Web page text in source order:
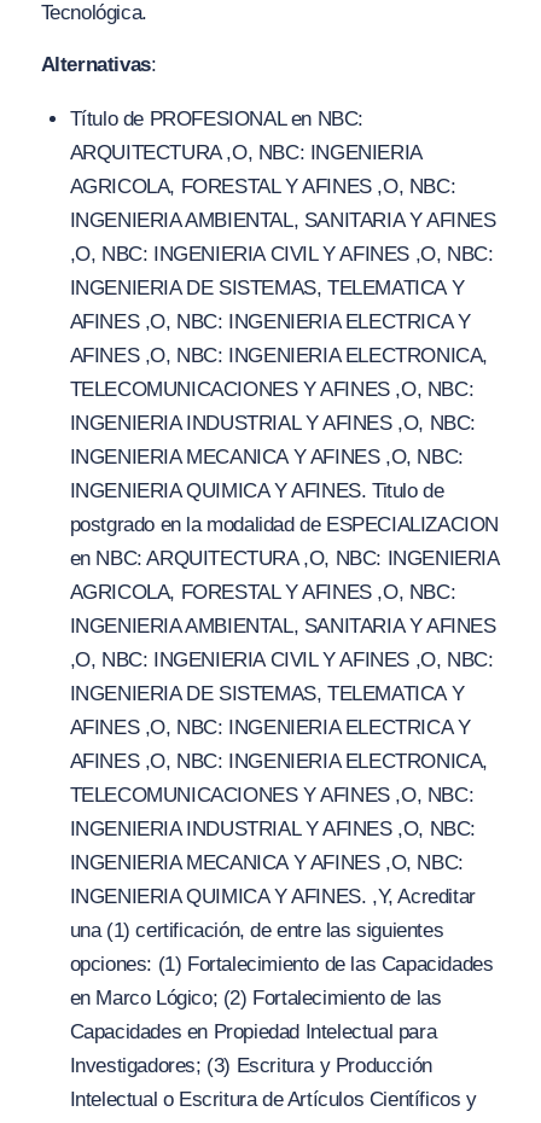
Tecnológica.
Alternativas:
Título de PROFESIONAL en NBC:
ARQUITECTURA ,O, NBC: INGENIERIA
AGRICOLA, FORESTAL Y AFINES ,O, NBC:
INGENIERIA AMBIENTAL, SANITARIA Y AFINES
,O, NBC: INGENIERIA CIVIL Y AFINES ,O, NBC:
INGENIERIA DE SISTEMAS, TELEMATICA Y
AFINES ,O, NBC: INGENIERIA ELECTRICA Y
AFINES ,O, NBC: INGENIERIA ELECTRONICA,
TELECOMUNICACIONES Y AFINES ,O, NBC:
INGENIERIA INDUSTRIAL Y AFINES ,O, NBC:
INGENIERIA MECANICA Y AFINES ,O, NBC:
INGENIERIA QUIMICA Y AFINES. Titulo de
postgrado en la modalidad de ESPECIALIZACION
en NBC: ARQUITECTURA ,O, NBC: INGENIERIA
AGRICOLA, FORESTAL Y AFINES ,O, NBC:
INGENIERIA AMBIENTAL, SANITARIA Y AFINES
,O, NBC: INGENIERIA CIVIL Y AFINES ,O, NBC:
INGENIERIA DE SISTEMAS, TELEMATICA Y
AFINES ,O, NBC: INGENIERIA ELECTRICA Y
AFINES ,O, NBC: INGENIERIA ELECTRONICA,
TELECOMUNICACIONES Y AFINES ,O, NBC:
INGENIERIA INDUSTRIAL Y AFINES ,O, NBC:
INGENIERIA MECANICA Y AFINES ,O, NBC:
INGENIERIA QUIMICA Y AFINES. ,Y, Acreditar
una (1) certificación, de entre las siguientes
opciones: (1) Fortalecimiento de las Capacidades
en Marco Lógico; (2) Fortalecimiento de las
Capacidades en Propiedad Intelectual para
Investigadores; (3) Escritura y Producción
Intelectual o Escritura de Artículos Científicos y